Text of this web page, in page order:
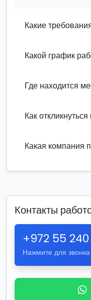
Какие
Какой график
Где находится
Как
Какая компания
Контакты
+972 55
Нажмите для звонка